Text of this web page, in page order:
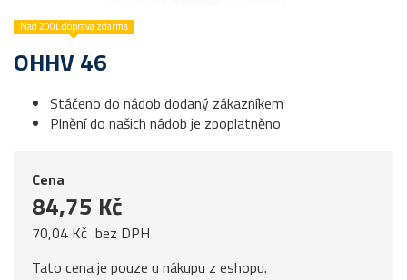
Nad 200L doprava zdarma
OHHV 46
Stáčeno do nádob dodaný zákazníkem
Plnění do našich nádob je zpoplatněno
Cena
84,75 Kč
70,04 Kč bez DPH
Tato cena je pouze u nákupu z eshopu.